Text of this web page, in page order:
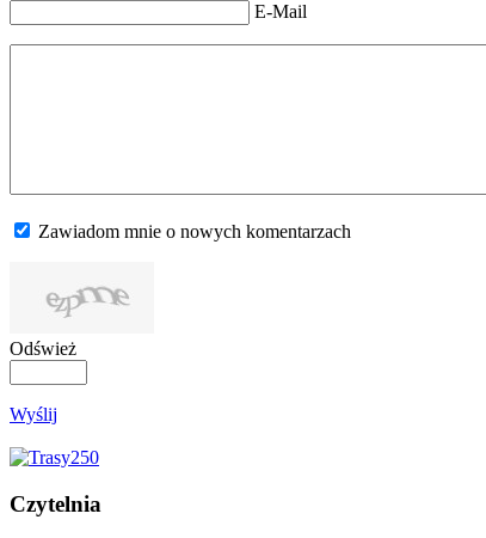
E-Mail
Zawiadom mnie o nowych komentarzach
Odśwież
Wyślij
Czytelnia